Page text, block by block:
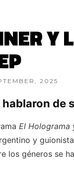
Y
2025
de
El Holograma
y
los géneros se